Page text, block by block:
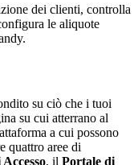
dei clienti, controlla
le aliquote
su ciò che i tuoi
su cui atterrano al
a cui possono
quattro aree di
, il Portale di